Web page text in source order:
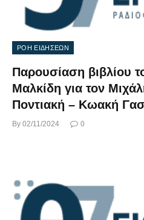
ΡΟΗ ΕΙΔΗΣΕΩΝ
Παρουσίαση βιβλίου
Μαλκίδη για τον
Ποντιακή – Κωακή
By 02/11/2024 0